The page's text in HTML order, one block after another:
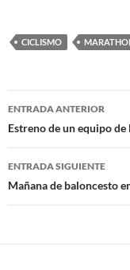
CICLISMO
Navegación
de
entradas
ENTRADA ANTERIOR
Estreno de un equipo de
ENTRADA SIGUIENTE
Mañana de baloncesto